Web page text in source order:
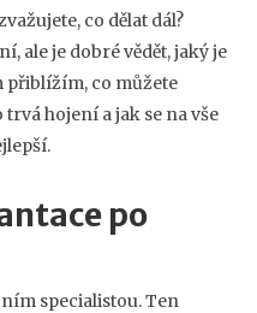
co dělat dál?
ale je dobré vědět, jaký je
přiblížím, co můžete
hojení a jak se na vše
po
specialistou. Ten